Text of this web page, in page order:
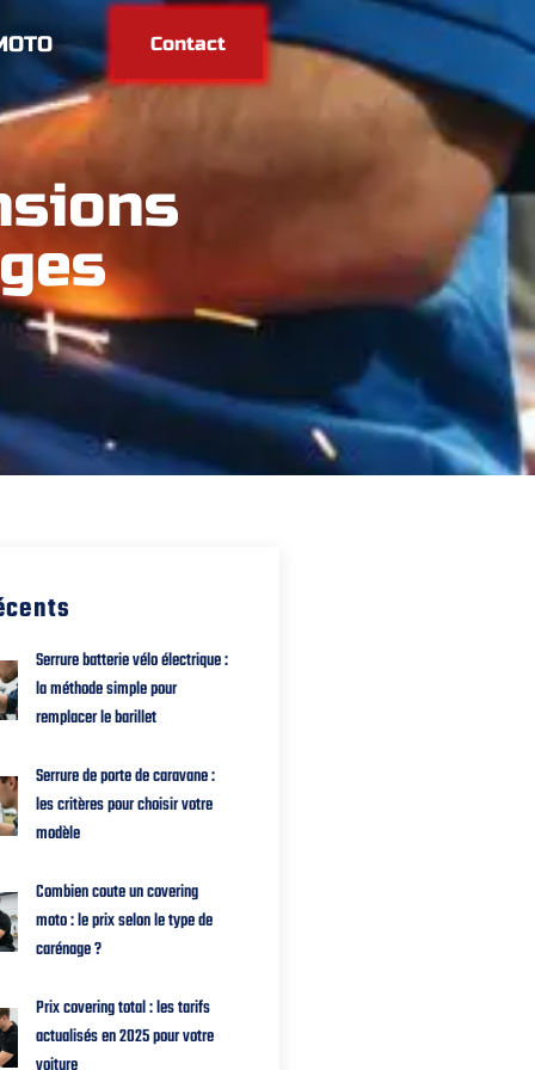
Contact
Serrure batterie vélo électrique :
la méthode simple pour
remplacer le barillet
Serrure de porte de caravane :
les critères pour choisir votre
modèle
Combien coute un covering
moto : le prix selon le type de
carénage ?
Prix covering total : les tarifs
actualisés en 2025 pour votre